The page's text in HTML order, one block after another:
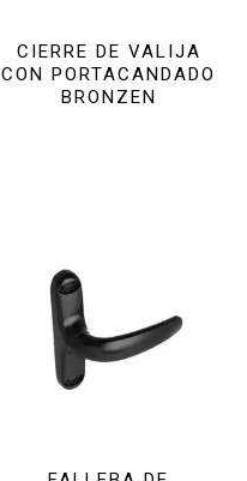
CIERRE DE VALIJA
CON PORTACANDADO
BRONZEN